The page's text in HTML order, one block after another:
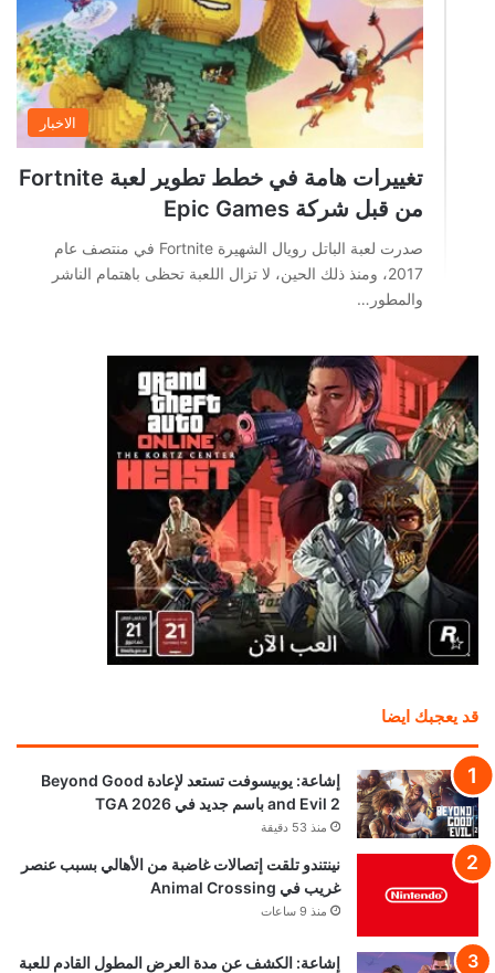
الاخبار
تغييرات هامة في خطط تطوير لعبة Fortnite
من قبل شركة Epic Games
صدرت لعبة الباتل رويال الشهيرة Fortnite في منتصف عام
2017، ومنذ ذلك الحين، لا تزال اللعبة تحظى باهتمام الناشر
والمطور…
قد يعجبك ايضا
إشاعة: يوبيسوفت تستعد لإعادة Beyond Good
and Evil 2 باسم جديد في TGA 2026
منذ 53 دقيقة
نينتندو تلقت إتصالات غاضبة من الأهالي بسبب عنصر
غريب في Animal Crossing
منذ 9 ساعات
إشاعة: الكشف عن مدة العرض المطول القادم للعبة